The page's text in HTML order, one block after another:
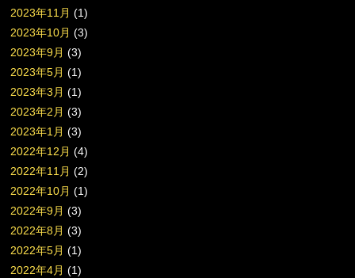
2023年11月 (1)
2023年10月 (3)
2023年9月 (3)
2023年5月 (1)
2023年3月 (1)
2023年2月 (3)
2023年1月 (3)
2022年12月 (4)
2022年11月 (2)
2022年10月 (1)
2022年9月 (3)
2022年8月 (3)
2022年5月 (1)
2022年4月 (1)